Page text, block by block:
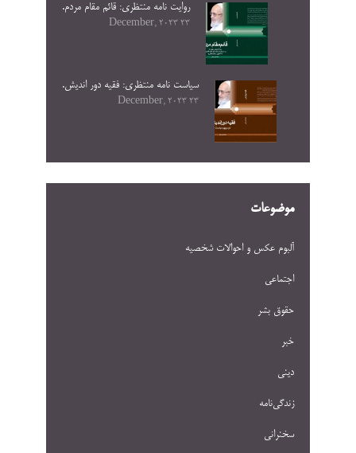
روایت نامه منتظری: قائم مقام مردم.
23 December, 2023
سیاست نامه منتظری: فقیه دور اندیش.
23 December, 2023
موضوعات
آلبوم عکس و احوالات شخصيه
اجتماعی
حقوق بشر
خبر
دینی
زندگی‌نامه
سخنرانی